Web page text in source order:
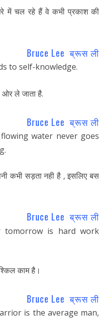
में चल रहे हैं वे कभी प्रकाश की
Bruce Lee ब्रूस ली
to self-knowledge.
ओर ले जाता है.
Bruce Lee ब्रूस ली
water never goes
कभी सड़ता नही है , इसलिए बस
Bruce Lee ब्रूस ली
tomorrow is hard work
काम है।
Bruce Lee ब्रूस ली
is the average man,